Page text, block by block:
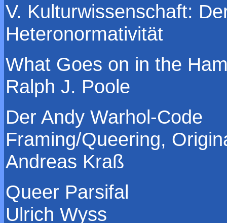
V. Kulturwissenschaft:
Heteronormativität
What Goes on in the
Ralph J. Poole
Der Andy Warhol-Code
Framing/Queering,
Andreas Kraß
Queer Parsifal
Ulrich Wyss